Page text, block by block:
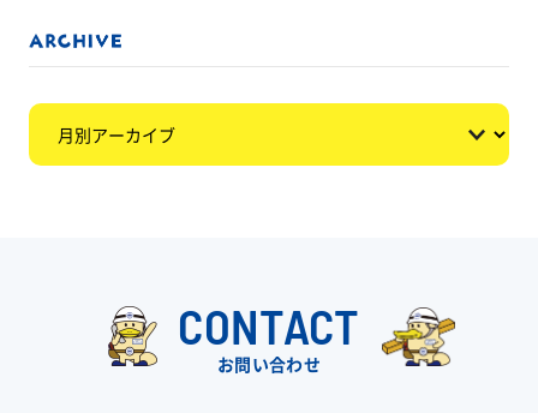
CONTACT
お問い合わせ